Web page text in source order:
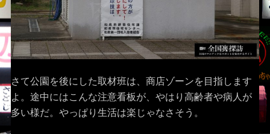
さて公園を後にした取材班は、商店ゾーンを目指します
よ。途中にはこんな注意看板が、やはり高齢者や病人が
多い様だ。やっぱり生活は楽じゃなさそう。